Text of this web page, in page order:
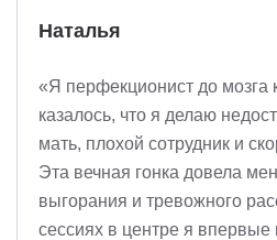
Наталья
«Я перфекционист до мозга
казалось, что я делаю
мать, плохой сотрудник и
Эта вечная гонка довела
выгорания и тревожного
сессиях в центре я впервые